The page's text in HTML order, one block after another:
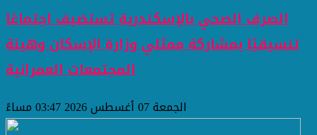
الصرف الصحي بالإسكندرية تستضيف اجتماعًا
تنسيقيًا بمشاركة ممثلي وزارة الإسكان وهيئة
المجتمعات العمرانية
الجمعة 07 أغسطس 2026 03:47 مساءً